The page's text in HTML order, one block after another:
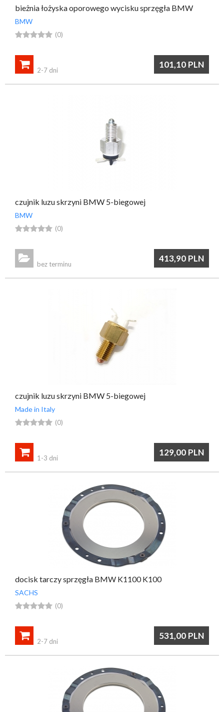
bieżnia łożyska oporowego wycisku sprzęgła BMW
BMW
 (0)
101,10 PLN

2-7 dni
czujnik luzu skrzyni BMW 5-biegowej
BMW
 (0)
413,90 PLN

bez terminu
czujnik luzu skrzyni BMW 5-biegowej
Made in Italy
 (0)
129,00 PLN

1-3 dni
docisk tarczy sprzęgła BMW K1100 K100
SACHS
 (0)
531,00 PLN

2-7 dni